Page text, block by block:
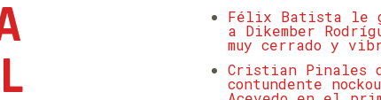
Félix Batista le
a Dikember
muy cerrado y
Cristian Pinales
contundente